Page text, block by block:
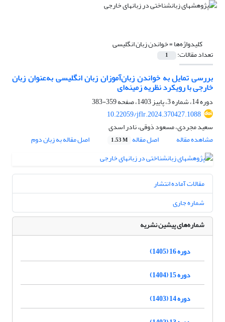
کلیدواژه‌ها =خواندن زبان انگلیسی
تعداد مقالات: 1
بررسی تمایل به خواندن زبان‌آموزان زبان انگلیسی به‌عنوان زبان
خارجی با رویکرد نظریه زمینه‌ای
دوره 14، شماره 3، پاییز 1403، صفحه
359-383
10.22059/jflr.2024.370427.1088
سعید مجردی، مسعود ذوقی، نادر اسدی
مشاهده مقاله
اصل مقاله 1.53 M اصل مقاله به زبان دوم
مقالات آماده انتشار
شماره جاری
شماره‌های پیشین نشریه
دوره 16 (1405)
دوره 15 (1404)
دوره 14 (1403)